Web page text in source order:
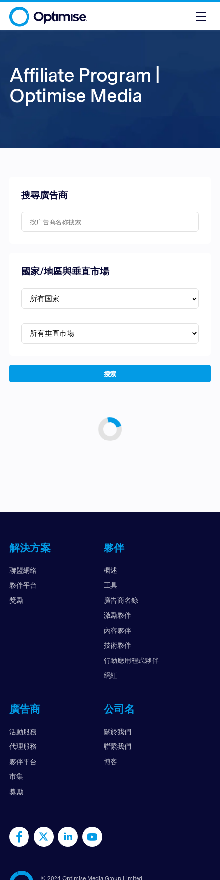
Affiliate Program |
Optimise Media
搜尋廣告商
國家/地區與垂直市場
搜索
解決方案
聯盟網絡
夥伴平台
獎勵
夥伴
概述
工具
廣告商名錄
激勵夥伴
內容夥伴
技術夥伴
行動應用程式夥伴
網紅
廣告商
活動服務
代理服務
夥伴平台
市集
獎勵
公司名
關於我們
聯繫我們
博客
© 2024 Optimise Media Group Limited